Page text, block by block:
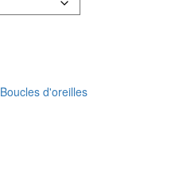
Boucles d'oreilles